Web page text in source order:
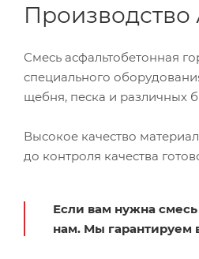
Производство
Смесь асфальтобетонная
специального
щебня, песка и различных
Высокое качество
до контроля качества
Если вам нужна
нам. Мы гарантируем